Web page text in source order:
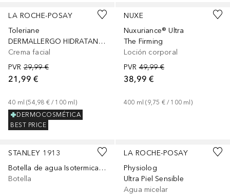
LA ROCHE-POSAY
Toleriane
DERMALLERGO HIDRATANTE CON NEUROSENSINA Y ESFINGOBIOMA
Crema facial
PVR 29,99 €
21,99 €
40 ml (54,98 € / 100 ml )
DERMOCOSMÉTICA
BEST PRICE
NUXE
Nuxuriance® Ultra
The Firming
Loción corporal
PVR 49,99 €
38,99 €
400 ml (9,75 € / 100 ml )
STANLEY 1913
Botella de agua Isotermica - 1,18L - THE QUENCHER H2.0 FLOWSTATE™ TUMBLER
Botella
+ 25
LA ROCHE-POSAY
Physiolog
Ultra Piel Sensible
Agua micelar